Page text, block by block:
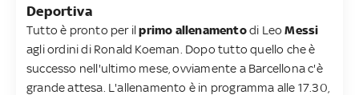
Deportiva
Tutto è pronto per ilprimo allenamentodi LeoMessi
agli ordini di Ronald Koeman. Dopo tutto quello che è
successo nell'ultimo mese, ovviamente a Barcellona c'è
grande attesa. L'allenamento è in programma alle 17.30,